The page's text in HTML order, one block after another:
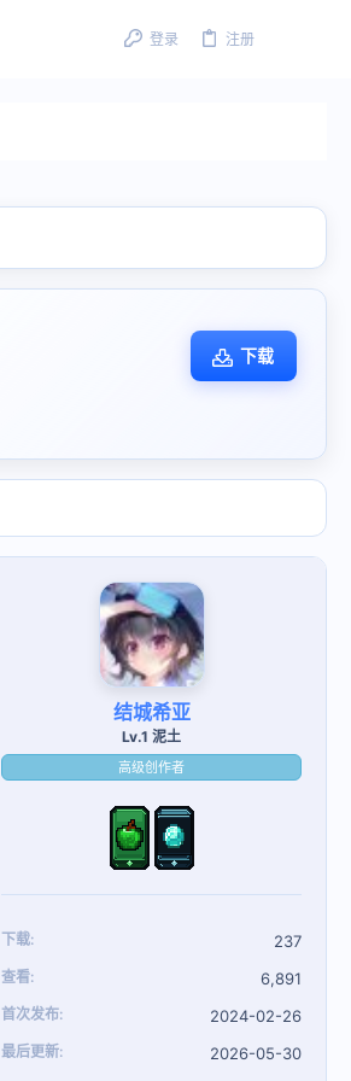
登录 注册
下载
结城希亚
Lv.1 泥土
高级创作者
下载 237
查看 6,891
首次发布 2024-02-26
最后更新 2026-05-30